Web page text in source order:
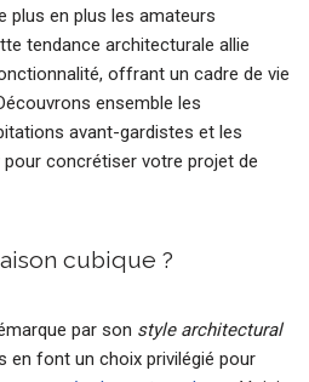
plus en plus les amateurs
tendance architecturale allie
offrant un cadre de vie
ensemble les
avant-gardistes et les
concrétiser votre projet de
cubique ?
par son style architectural
en font un choix privilégié pour